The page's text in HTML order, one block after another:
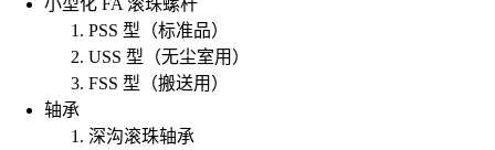
小型化 FA 滚珠螺杆
PSS 型（标准品）
USS 型（无尘室用）
FSS 型（搬送用）
轴承
深沟滚珠轴承